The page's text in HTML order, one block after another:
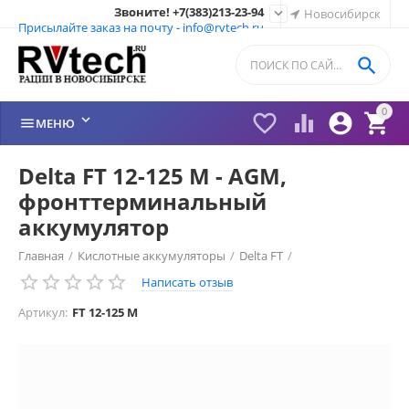
Новосибирск
Звоните! +7(383)213-23-94
Присылайте заказ на почту - info@rvtech.ru

0


 

МЕНЮ 
Delta FT 12-125 M - AGM,
фронттерминальный
аккумулятор
Главная / Кислотные аккумуляторы / Delta FT /
Написать отзыв
Артикул: FT 12-125 M